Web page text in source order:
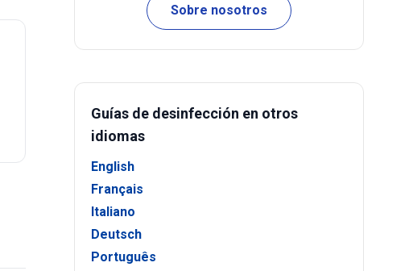
Sobre nosotros
Guías de desinfección en otros
idiomas
English
Français
Italiano
Deutsch
Português